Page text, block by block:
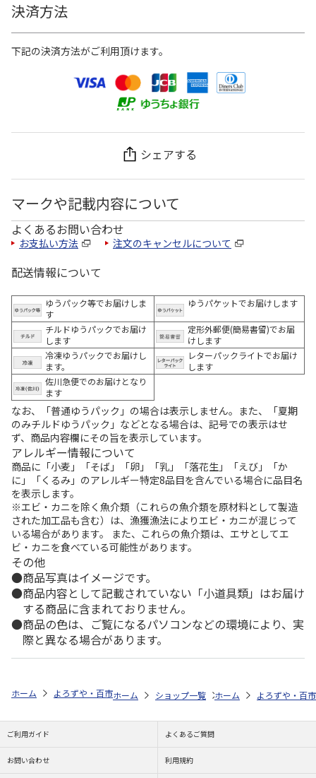
決済方法
下記の決済方法がご利用頂けます。
シェアする
マークや記載内容について
よくあるお問い合わせ
お支払い方法 注文のキャンセルについて
配送情報について
ゆうパック等でお届けしま
す
ゆうパケットでお届けします
チルドゆうパックでお届け
します
定形外郵便(簡易書留)でお届
けします
冷凍ゆうパックでお届けし
ます。
レターパックライトでお届け
します
佐川急便でのお届けとなり
ます
なお、「普通ゆうパック」の場合は表示しません。また、「夏期
のみチルドゆうパック」などとなる場合は、記号での表示はせ
ず、商品内容欄にその旨を表示しています。
アレルギー情報について
商品に「小麦」「そば」「卵」「乳」「落花生」「えび」「か
に」「くるみ」のアレルギー特定8品目を含んでいる場合に品目名
を表示します。
※エビ・カニを除く魚介類（これらの魚介類を原材料として製造
された加工品も含む）は、漁獲漁法によりエビ・カニが混じって
いる場合があります。 また、これらの魚介類は、エサとしてエ
ビ・カニを食べている可能性があります。
その他
商品写真はイメージです。
商品内容として記載されていない「小道具類」はお届け
する商品に含まれておりません。
商品の色は、ご覧になるパソコンなどの環境により、実
際と異なる場合があります。
ホーム よろずや・百市 日用雑貨・お役立ちグッズ タオル ココ
ホーム ショップ一覧 よろずや・百市 コ
ホーム よろずや・百市
ご利用ガイド よくあるご質問
お問い合わせ 利用規約